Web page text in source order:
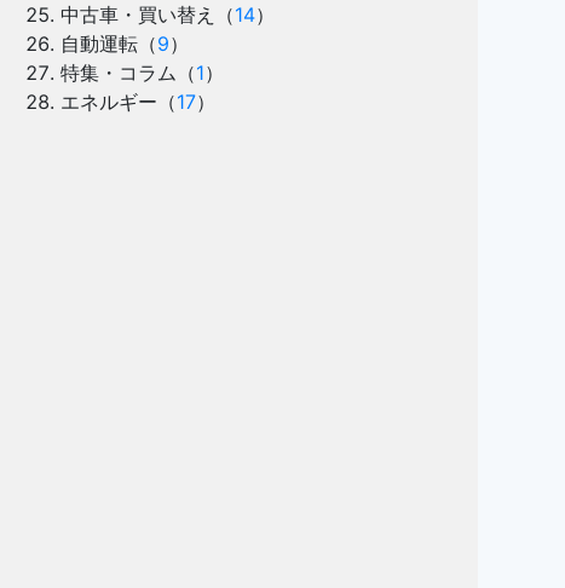
中古車・買い替え
（14）
自動運転 （9）
特集・コラム （1）
エネルギー （17）